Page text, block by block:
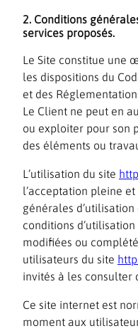
2. Conditions
services proposés.
Le Site constitue une
les dispositions du
et des
Le Client ne peut en
ou exploiter pour son
des éléments ou
L’utilisation du site
l’acceptation pleine
générales
conditions
modifiées ou
utilisateurs du site
invités à les consulter
Ce site internet est
moment aux